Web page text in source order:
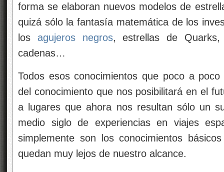
forma se elaboran nuevos modelos de
quizá sólo la fantasía matemática de los
los agujeros negros, estrellas de
cadenas…
Todos esos conocimientos que poco a
del conocimiento que nos posibilitará en el
a lugares que ahora nos resultan sólo un
medio siglo de experiencias en viajes
simplemente son los conocimientos
quedan muy lejos de nuestro alcance.